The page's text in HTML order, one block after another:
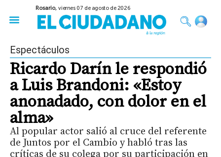
Rosario,viernes 07 de agosto de 2026
Espectáculos
Ricardo Darín le respondió
a Luis Brandoni: «Estoy
anonadado, con dolor en el
alma»
Al popular actor salió al cruce del referente
de Juntos por el Cambio y habló tras las
críticas de su colega por su participación en